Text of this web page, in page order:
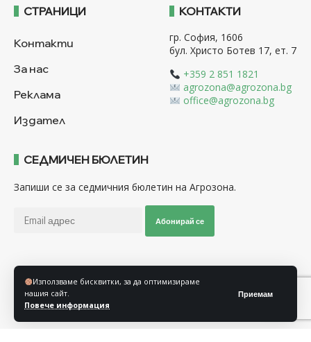
Използваме бисквитки, за да оптимизираме
нашия сайт.
Повече информация
Приемам
СТРАНИЦИ
Контакти
За нас
Реклама
Издател
КОНТАКТИ
гр. София, 1606
бул. Христо Ботев 17, ет. 7
+359 2 851 1821
agrozona@agrozona.bg
office@agrozona.bg
СЕДМИЧЕН БЮЛЕТИН
Запиши се за седмичния бюлетин на Агрозона.
Абонирай се
Последвайте ни